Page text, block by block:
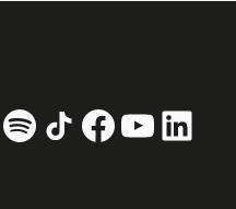
# TikTokFacebook